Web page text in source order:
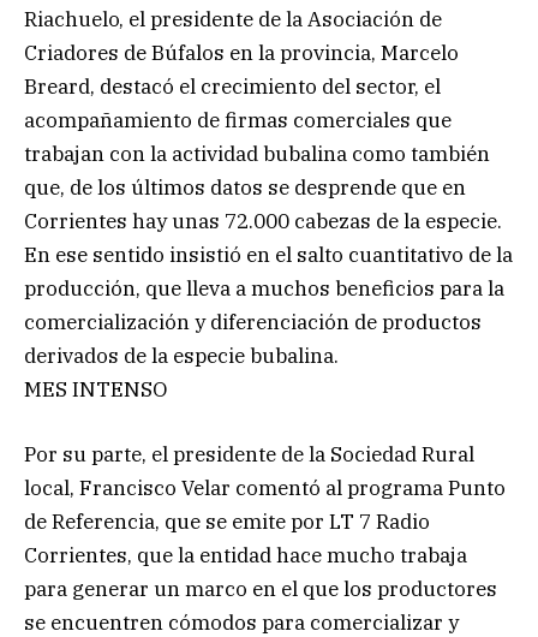
Riachuelo, el presidente de la Asociación de
Criadores de Búfalos en la provincia, Marcelo
Breard, destacó el crecimiento del sector, el
acompañamiento de firmas comerciales que
trabajan con la actividad bubalina como también
que, de los últimos datos se desprende que en
Corrientes hay unas 72.000 cabezas de la especie.
En ese sentido insistió en el salto cuantitativo de la
producción, que lleva a muchos beneficios para la
comercialización y diferenciación de productos
derivados de la especie bubalina.
MES INTENSO
Por su parte, el presidente de la Sociedad Rural
local, Francisco Velar comentó al programa Punto
de Referencia, que se emite por LT 7 Radio
Corrientes, que la entidad hace mucho trabaja
para generar un marco en el que los productores
se encuentren cómodos para comercializar y